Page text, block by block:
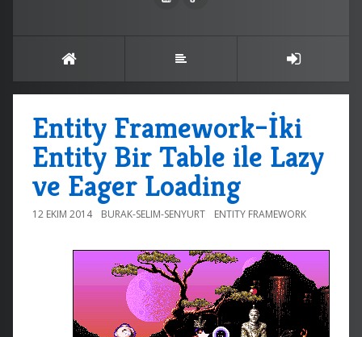
Entity Framework–İki
Entity Bir Table ile Lazy
ve Eager Loading
12 EKIM 2014 BURAK-SELIM-SENYURT ENTITY FRAMEWORK